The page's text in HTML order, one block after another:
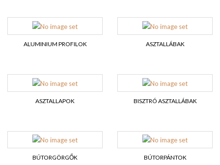
ALUMINIUM PROFILOK ASZTALLÁBAK
ASZTALLAPOK BISZTRÓ ASZTALLÁBAK
BÚTORGÖRGŐK BÚTORPÁNTOK